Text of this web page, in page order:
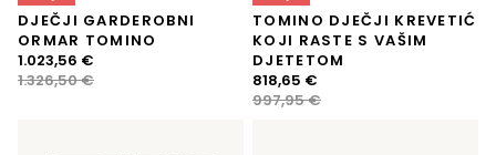
DJEČJI GARDEROBNI
ORMAR TOMINO
1.326,50€
Izvorna
cijena
1.023,56 €
Trenutna
cijena
TOMINO DJEČJI KREVETIĆ
KOJI RASTE S VAŠIM
DJETETOM
997,95€
Izvorna
cijena
818,65 €
Trenutna
cijena